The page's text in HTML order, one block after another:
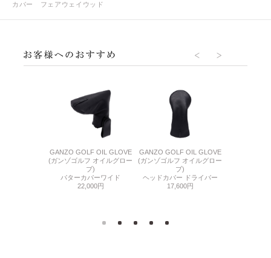
カバー フェアウェイウッド
GANZO GOLF OIL GLOVE
(ガンゾゴルフ オイルグロー
ブ)
パターカバーワイド
22,000円
GANZO GOLF OIL GLOVE
(ガンゾゴルフ オイルグロー
ブ)
ヘッドカバー ドライバー
17,600円